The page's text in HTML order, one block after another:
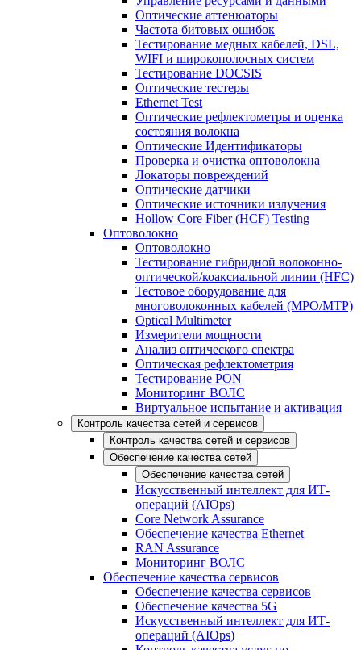
Оптические aттенюаторы
Частота битовых ошибок
Тестирование медных кабелей, DSL,
WIFI и широкополосных систем
Тестирование DOCSIS
Оптические тестеры
Ethernet Test
Оптические рефлектометры и оценка
состояния волокна
Оптические Идентификаторы
Проверка и очистка оптоволокна
Локаторы повреждений
Оптические датчики
Оптические источники излучения
Hollow Core Fiber (HCF) Testing
Оптоволокно
Оптоволокно
Тестирование гибридной волоконно-
оптической/коаксиальной линии (HFC)
Тестовое оборудование для
многоволоконных кабелей (MPO/MTP)
Optical Multimeter
Измерители мощности
Анализ оптического спектра
Оптическая рефлектометрия
Тестирование PON
Мониторинг ВОЛС
Виртуальное испытание и активация
Контроль качества сетей и сервисов
Контроль качества сетей и сервисов
Обеспечение качества сетей
Обеспечение качества сетей
Искусственный интеллект для ИТ-
операций (AIOps)
Core Network Assurance
Обеспечение качества Ethernet
RAN Assurance
Мониторинг ВОЛС
Обеспечение качества сервисов
Обеспечение качества сервисов
Обеспечение качества 5G
Искусственный интеллект для ИТ-
операций (AIOps)